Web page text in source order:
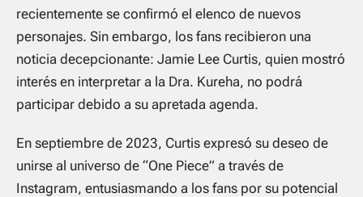
recientemente se confirmó el elenco de nuevos
personajes. Sin embargo, los fans recibieron una
noticia decepcionante: Jamie Lee Curtis, quien mostró
interés en interpretar a la Dra. Kureha, no podrá
participar debido a su apretada agenda.
En septiembre de 2023, Curtis expresó su deseo de
unirse al universo de “One Piece” a través de
Instagram, entusiasmando a los fans por su potencial